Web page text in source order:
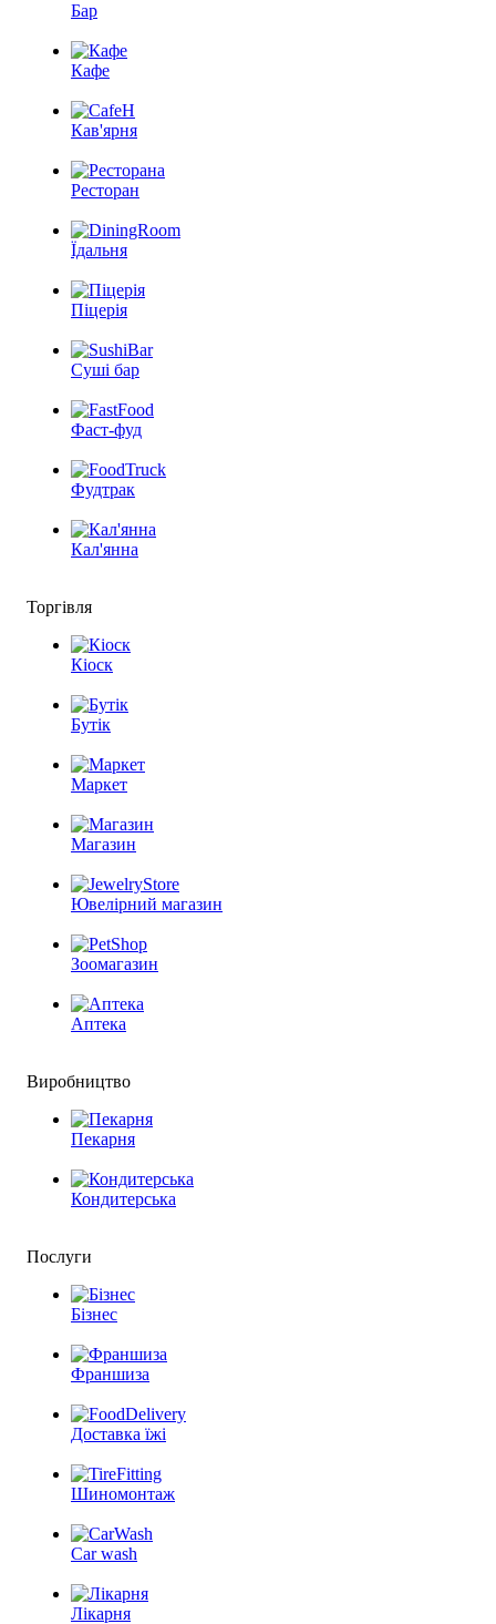
Бар
Кафе
Кав'ярня
Ресторан
Їдальня
Піцерія
Суші бар
Фаст-фуд
Фудтрак
Кал'янна
Торгівля
Кіоск
Бутік
Маркет
Магазин
Ювелірний магазин
Зоомагазин
Аптека
Виробництво
Пекарня
Кондитерська
Послуги
Бізнес
Франшиза
Доставка їжі
Шиномонтаж
Car wash
Лікарня